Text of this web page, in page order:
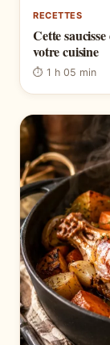
RECETTES
Cette
votre cuisine
⏱ 1 h 05 min